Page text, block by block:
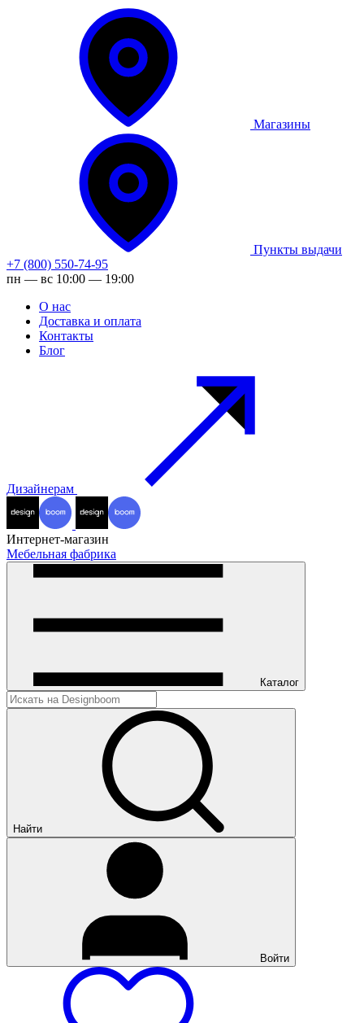
Магазины
Пункты выдачи
+7 (800) 550-74-95
пн — вс 10:00 — 19:00
О нас
Доставка и оплата
Контакты
Блог
Дизайнерам
Интернет-магазин
Мебельная фабрика
Каталог
Найти
Войти